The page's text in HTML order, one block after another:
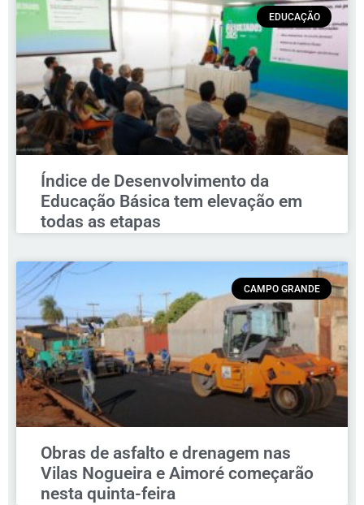
EDUCAÇÃO
Índice de Desenvolvimento da
Educação Básica tem elevação em
todas as etapas
CAMPO GRANDE
Obras de asfalto e drenagem nas
Vilas Nogueira e Aimoré começarão
nesta quinta-feira